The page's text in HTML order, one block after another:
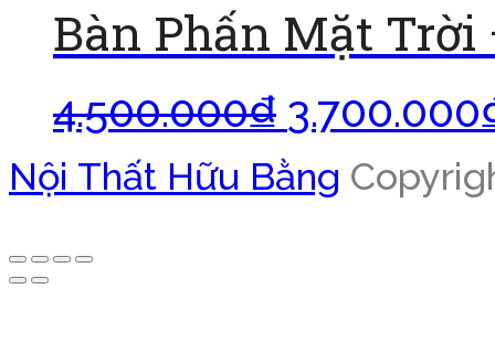
Bàn Phấn Mặt Trời
4.500.000₫ 3.700.000
Nội Thất Hữu Bằng